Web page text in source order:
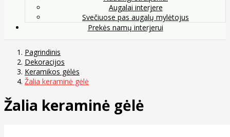
Augalai interjere
Svečiuose pas augalų mylėtojus
Prekės namų interjerui
Pagrindinis
Dekoracijos
Keramikos gėlės
Žalia keraminė gėlė
Žalia keraminė gėlė